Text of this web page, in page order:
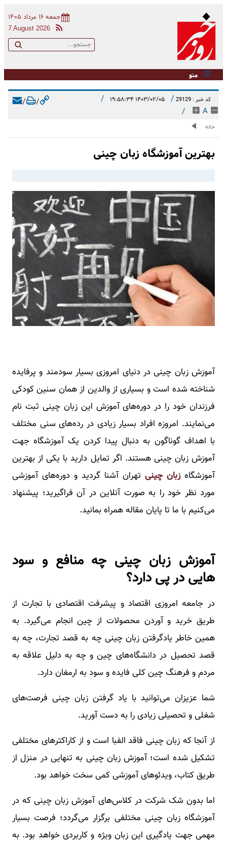
جمعه ۱۶ مرداد ۱۴۰۵
7 August 2026
منو
کد خبر : 29129 / ۱۴۰۳/۰۲/۰۵ ۱۹:۵۸:۳۴ /
A
/
/
/
خانه
بهترین آموزشگاه زبان چینی
آموزش زبان چینی در دنیای امروزی بسیار سودمند و پرفایده
شناخته شده است و بسیاری از والدین از همان سنین کودکی
فرزندان خود را در دوره‌های آموزش این زبان چینی ثبت نام
می‌نمایند. امروزه افراد بسیار زیادی در رده‌های سنی مختلف
با اهداف گوناگون به دنبال پیدا کردن یک آموزشگاه جهت
آموزش زبان چینی هستند. اگر تمایل دارید با یکی از بهترین
آموزشگاه زبان چینی تهران آشنا گردید و دوره‌های آموزشی
مورد نظر خود را به صورت آنلاین در آن فراگیرید؛ پیشنهاد
می‌کنیم با ما تا پایان مقاله همراه بمانید‌.
آموزش زبان چینی چه منافع و سود
هایی در پی دارد؟
در جامعه امروزی اقتصاد و پیشرفت اقتصادی با تجارت از
طریق خرید و آوردن محصولات از چین انجام می‌گیرد. به
همین خاطر یادگرفتن زبان چینی چه به قصد تجارت، چه به
قصد تحصیل در دانشگاه‌های چین و چه به دلیل علاقه به
مردم و فرهنگ چین کلی فایده و سود به ارمغان دارد.
شما عزیزان می‌توانید با یاد گرفتن زبان چینی فرصت‌های
شغلی و تحصیلی زیادی را به دست آورید.
از آنجا که زبان چینی فاقد الفبا است و از کاراکترهای مختلفی
تشکیل شده است؛ آموزش زبان چینی به تنهایی در منزل از
طریق کتاب، ویدئوهای آموزشی کمی سخت خواهد بود.
اما بدون شک شرکت در کلاس‌های آموزش زبان چینی که در
آموزشگاه زبان چینی مختلفی برگزار می‌گردد؛ فرصت بسیار
مهمی جهت یادگیری این زبان ویژه و کاربردی خواهد بود. به